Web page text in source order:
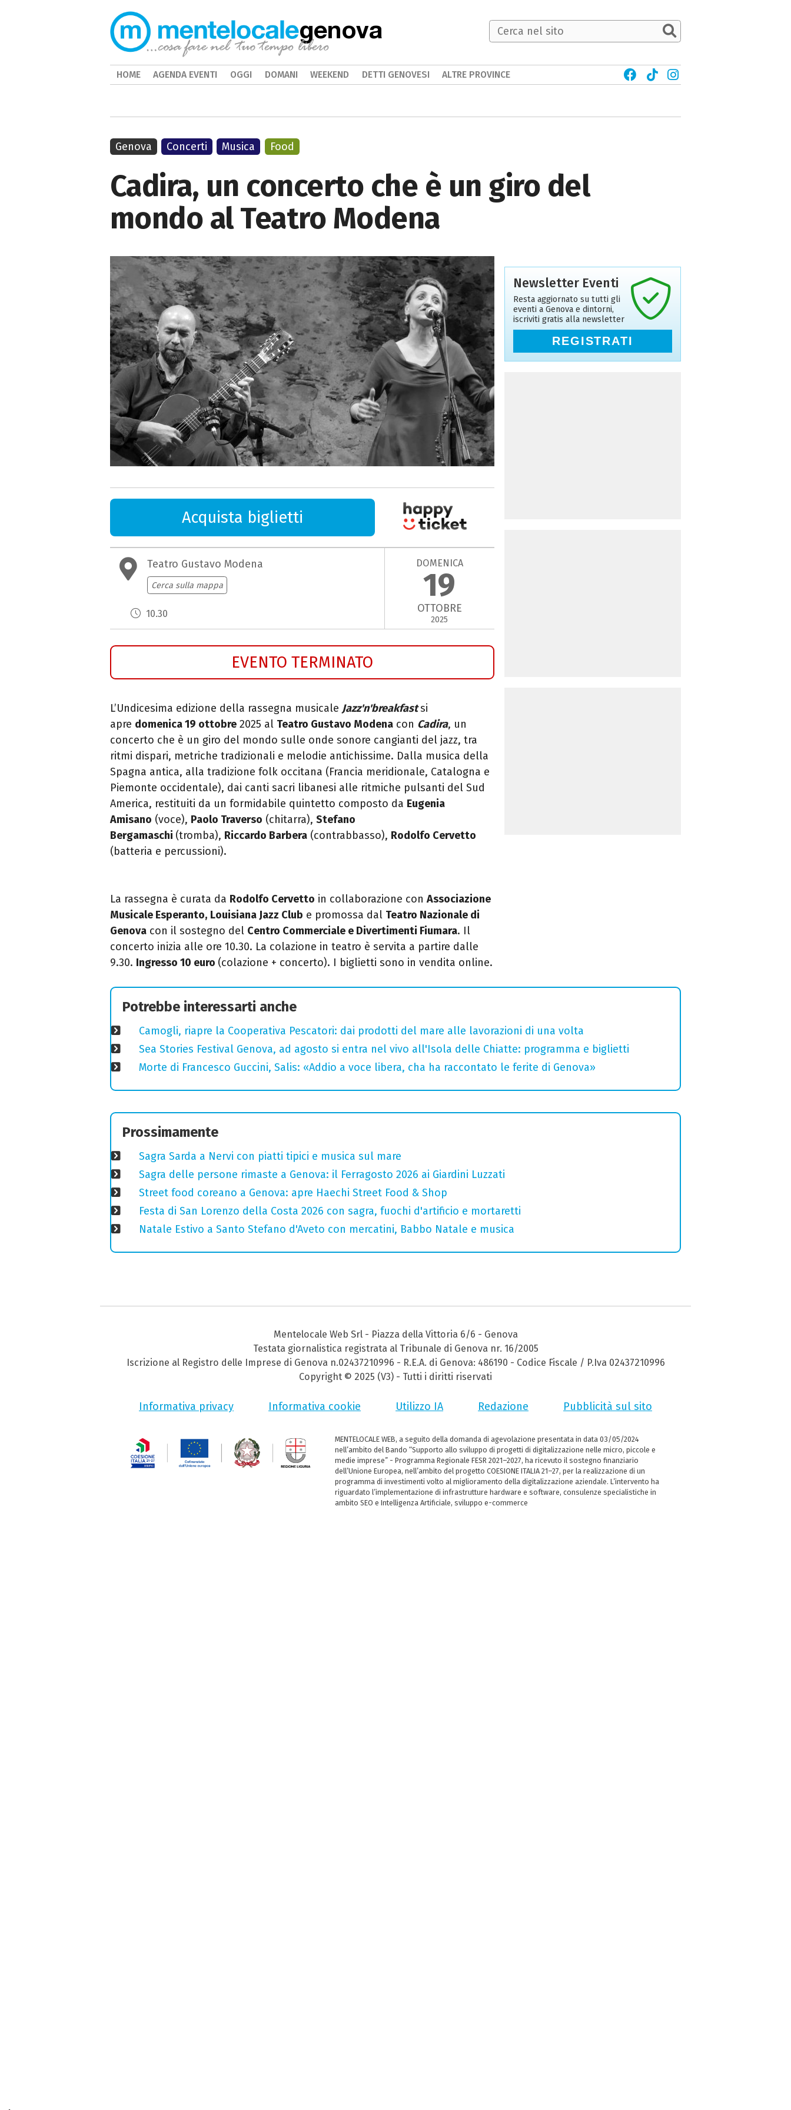
Cadira, un concerto che è un giro del
mondo al Teatro Modena
Acquista biglietti
Teatro Gustavo Modena
Cerca sulla mappa
10.30
DOMENICA
19
OTTOBRE
2025
EVENTO TERMINATO
L’Undicesima edizione della rassegna musicale Jazz'n'breakfastsi
apre domenica 19 ottobre 2025 al Teatro Gustavo Modena con Cadira, un
concerto che è un giro del mondo sulle onde sonore cangianti del jazz, tra
ritmi dispari, metriche tradizionali e melodie antichissime. Dalla musica della
Spagna antica, alla tradizione folk occitana (Francia meridionale, Catalogna e
Piemonte occidentale), dai canti sacri libanesi alle ritmiche pulsanti del Sud
America, restituiti da un formidabile quintetto composto da Eugenia
Amisano (voce), Paolo Traverso (chitarra), Stefano
Bergamaschi (tromba), Riccardo Barbera (contrabbasso), Rodolfo Cervetto
(batteria e percussioni).
La rassegna è curata da Rodolfo Cervetto in collaborazione con Associazione
Musicale Esperanto, Louisiana Jazz Club e promossa dal Teatro Nazionale di
Genova con il sostegno del Centro Commerciale e Divertimenti Fiumara. Il
concerto inizia alle ore 10.30. La colazione in teatro è servita a partire dalle
9.30. Ingresso 10 euro (colazione + concerto). I biglietti sono in vendita online.
Genova Concerti Musica Food
Newsletter Eventi
Resta aggiornato su tutti gli
eventi a Genova e dintorni,
iscriviti gratis alla newsletter
REGISTRATI
Potrebbe interessarti anche
Camogli, riapre la Cooperativa Pescatori: dai prodotti del mare alle lavorazioni di una volta
Sea Stories Festival Genova, ad agosto si entra nel vivo all'Isola delle Chiatte: programma e biglietti
Morte di Francesco Guccini, Salis: «Addio a voce libera, cha ha raccontato le ferite di Genova»
Prossimamente
Sagra Sarda a Nervi con piatti tipici e musica sul mare
Sagra delle persone rimaste a Genova: il Ferragosto 2026 ai Giardini Luzzati
Street food coreano a Genova: apre Haechi Street Food & Shop
Festa di San Lorenzo della Costa 2026 con sagra, fuochi d'artificio e mortaretti
Natale Estivo a Santo Stefano d'Aveto con mercatini, Babbo Natale e musica
genova
HOME AGENDA EVENTI OGGI DOMANI WEEKEND DETTI GENOVESI ALTRE PROVINCE
Mentelocale Web Srl - Piazza della Vittoria 6/6 - Genova
Testata giornalistica registrata al Tribunale di Genova nr. 16/2005
Iscrizione al Registro delle Imprese di Genova n.02437210996 - R.E.A. di Genova: 486190 - Codice Fiscale / P.Iva 02437210996
Copyright © 2025 (V3) - Tutti i diritti riservati
Informativa privacy Informativa cookie Utilizzo IA Redazione Pubblicità sul sito
MENTELOCALE WEB, a seguito della domanda di agevolazione presentata in data 03/05/2024
nell’ambito del Bando “Supporto allo sviluppo di progetti di digitalizzazione nelle micro, piccole e
medie imprese” - Programma Regionale FESR 2021–2027, ha ricevuto il sostegno finanziario
dell’Unione Europea, nell’ambito del progetto COESIONE ITALIA 21–27, per la realizzazione di un
programma di investimenti volto al miglioramento della digitalizzazione aziendale. L’intervento ha
riguardato l’implementazione di infrastrutture hardware e software, consulenze specialistiche in
ambito SEO e Intelligenza Artificiale, sviluppo e-commerce